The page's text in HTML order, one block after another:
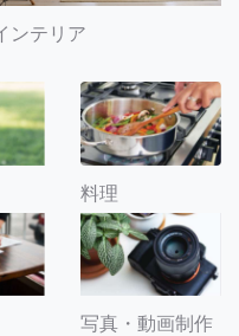
ンテリア
料理
写真・動画制作